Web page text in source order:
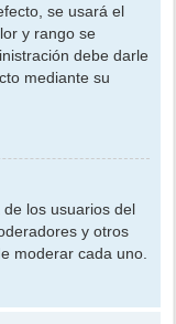
se usará el
y rango se
debe darle
mediante su
los usuarios del
y otros
moderar cada uno.